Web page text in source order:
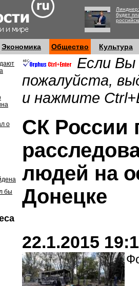
будет
Экономика Общество Культура
о
бы
Если Вы
пожалуйста,
и нажмите
СК России
людей на
Донецке
22.1.2015